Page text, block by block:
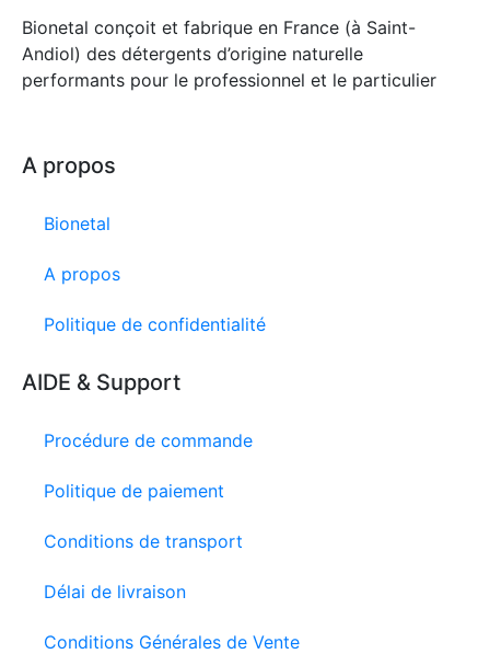
Bionetal conçoit et fabrique en France (à Saint-
Andiol) des détergents d’origine naturelle
performants pour le professionnel et le particulier
A propos
Bionetal
A propos
Politique de confidentialité
AIDE & Support
Procédure de commande
Politique de paiement
Conditions de transport
Délai de livraison
Conditions Générales de Vente